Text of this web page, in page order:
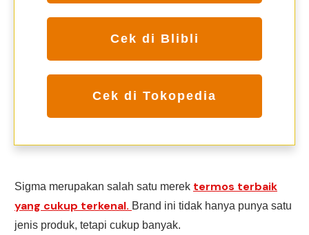
Cek di Blibli
Cek di Tokopedia
Sigma merupakan salah satu merek termos terbaik
yang cukup terkenal. Brand ini tidak hanya punya satu
jenis produk, tetapi cukup banyak.